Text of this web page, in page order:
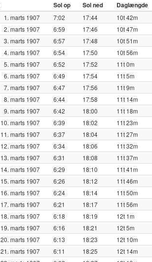
Sol op Sol ned Daglængde
1. marts 1907 7:02 17:44
10t 42m
2. marts 1907
6:59 17:46
10t 47m
3. marts 1907
6:57 17:48
10t 51m
4. marts 1907
6:54 17:50
10t 56m
5. marts 1907
6:52 17:52
11t 0m
6. marts 1907
6:49 17:54
11t 5m
7. marts 1907
6:47 17:56
11t 9m
8. marts 1907
6:44 17:58
11t 14m
9. marts 1907
6:42 18:00
11t 18m
10. marts 1907
6:39 18:02
11t 23m
11. marts 1907
6:37 18:04
11t 27m
12. marts 1907
6:34 18:06
11t 32m
13. marts 1907
6:31 18:08
11t 37m
14. marts 1907
6:29 18:10
11t 41m
15. marts 1907
6:26 18:12
11t 46m
16. marts 1907
6:24 18:14
11t 50m
17. marts 1907
6:21 18:17
11t 56m
18. marts 1907
6:18 18:19
12t 1m
19. marts 1907
6:16 18:21
12t 5m
20. marts 1907
6:13 18:23
12t 10m
21. marts 1907
6:11 18:25
12t 14m